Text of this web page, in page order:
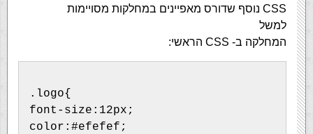
CSS נוסף שדורס מאפיינים במחלקות מסויימות
למשל
המחלקה ב- CSS הראשי:
.logo{
font-size:12px;
color:#efefef;